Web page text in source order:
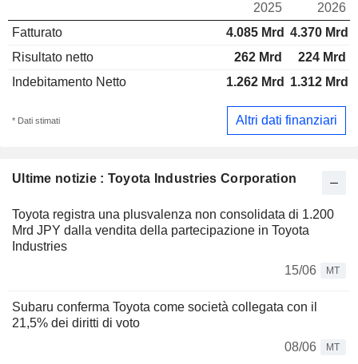
Ultime notizie : Toyota Industries Corporation
Toyota registra una plusvalenza non consolidata di 1.200
Mrd JPY dalla vendita della partecipazione in Toyota
Industries
15/06
MT
Subaru conferma Toyota come società collegata con il
21,5% dei diritti di voto
08/06
MT
2025
2026
Fatturato
4.085 Mrd 4.370 Mrd
Risultato netto
262 Mrd
224 Mrd
Indebitamento Netto
1.262 Mrd 1.312 Mrd
* Dati stimati Altri dati finanziari